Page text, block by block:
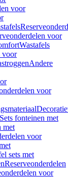
voor
voor
Wastafels
voor
Andere
voor
Sets fonteinen met
met
voor
sets met
Reserveonderdelen
voor